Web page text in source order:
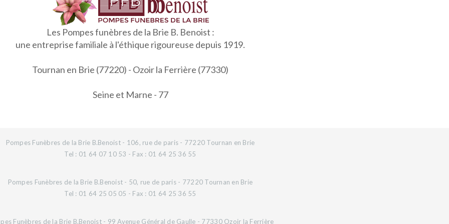
Les Pompes funèbres de la Brie B. Benoist :
une entreprise familiale à l'éthique rigoureuse depuis 1919.
Tournan en Brie (77220) - Ozoir la Ferrière (77330)
Seine et Marne - 77
Pompes Funèbres de la Brie B.Benoist - 106, rue de paris - 77220 Tournan en Brie
Tel : 01 64 07 10 53 - Fax : 01 64 25 36 55
Pompes Funèbres de la Brie B.Benoist - 50, rue de paris - 77220 Tournan en Brie
Tel : 01 64 25 05 05 - Fax : 01 64 25 36 55
Funèbres de la Brie B.Benoist - 99 Avenue Général de Gaulle - 77330 Ozoir la Ferrière